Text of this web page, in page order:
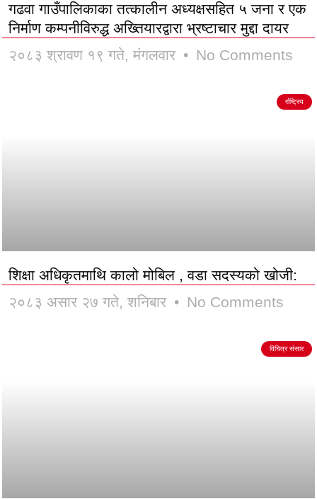
गढवा गाउँपालिकाका तत्कालीन अध्यक्षसहित ५ जना र एक
निर्माण कम्पनीविरुद्ध अख्तियारद्वारा भ्रष्टाचार मुद्दा दायर
२०८३ श्रावण १९ गते, मंगलवार
No Comments
र्राष्ट्रिय
शिक्षा अधिकृतमाथि कालो मोबिल , वडा सदस्यको खोजी:
२०८३ असार २७ गते, शनिबार
No Comments
विचित्र संसार